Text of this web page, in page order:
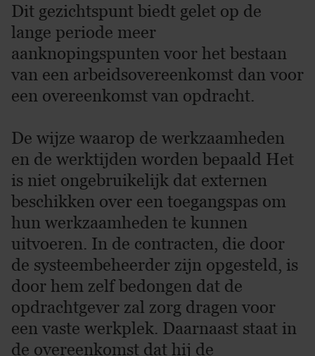
Dit gezichtspunt biedt gelet op de
lange periode meer
aanknopingspunten voor het bestaan
van een arbeidsovereenkomst dan voor
een overeenkomst van opdracht.
De wijze waarop de werkzaamheden
en de werktijden worden bepaald Het
is niet ongebruikelijk dat externen
beschikken over een toegangspas om
hun werkzaamheden te kunnen
uitvoeren. In de contracten, die door
de systeembeheerder zijn opgesteld, is
door hem zelf bedongen dat de
opdrachtgever zal zorg dragen voor
een vaste werkplek. Daarnaast staat in
de overeenkomst dat hij de